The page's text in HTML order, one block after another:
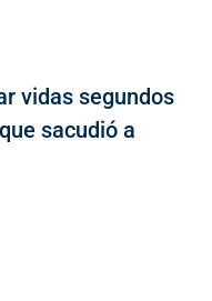
vidas segundos
sacudió a